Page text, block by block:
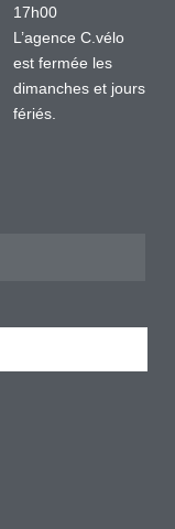
17h00
L’agence C.vélo
est fermée les
dimanches et jours
fériés.